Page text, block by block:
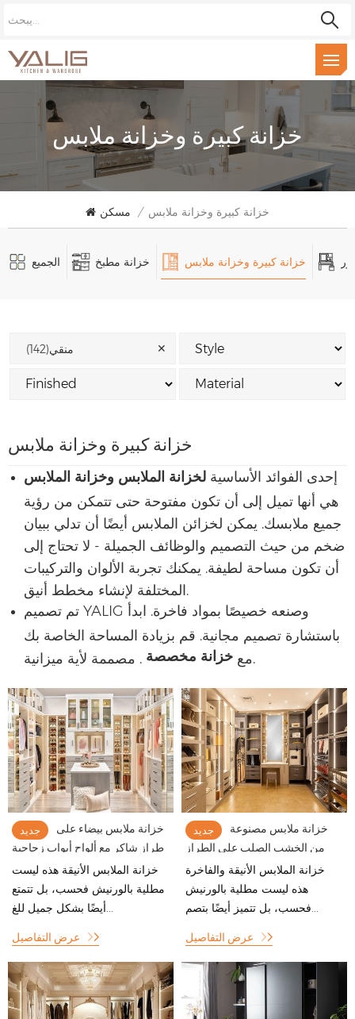
خزانة كبيرة وخزانة ملابس
مسكن / خزانة كبيرة وخزانة ملابس
الجميع خزانة مطبخ خزانة كبيرة وخزانة ملابس
منقي(142) ✕
خزانة كبيرة وخزانة ملابس
إحدى الفوائد الأساسية لخزانة الملابس وخزانة الملابس
هي أنها تميل إلى أن تكون مفتوحة حتى تتمكن من رؤية
جميع ملابسك. يمكن لخزائن الملابس أيضًا أن تدلي ببيان
ضخم من حيث التصميم والوظائف الجميلة - لا تحتاج إلى
أن تكون مساحة لطيفة. يمكنك تجربة الألوان والتركيبات
تم تصميم YALIG وصنعه خصيصًا بمواد فاخرة. ابدأ
باستشارة تصميم مجانية. قم بزيادة المساحة الخاصة بك
مع خزانة مخصصة
جديد
خزانة ملابس بيضاء على
طراز شاكر مع ألواح أبواب زجاجية
خزانة الملابس الأنيقة هذه ليست
مطلية بالورنيش فحسب، بل تتمتع
عرض التفاصيل
جديد
خزانة ملابس مصنوعة
من الخشب الصلب على الطراز
الحديث مع تصميم الإضاءة
خزانة الملابس الأنيقة والفاخرة
هذه ليست مطلية بالورنيش
عرض التفاصيل